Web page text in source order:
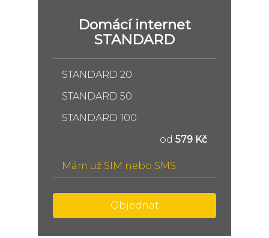
Domácí internet
STANDARD
STANDARD 20
STANDARD 50
STANDARD 100
od 579 Kč
Mám už SIM nebo SMS
Objednat